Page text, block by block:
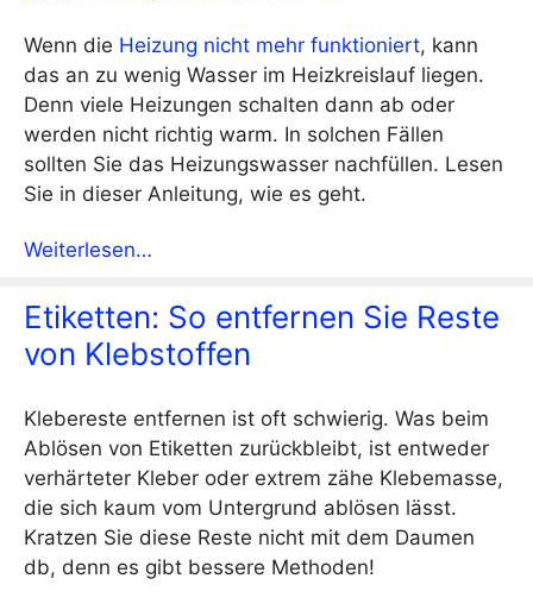
Wenn die Heizung nicht mehr funktioniert, kann
das an zu wenig Wasser im Heizkreislauf liegen.
Denn viele Heizungen schalten dann ab oder
werden nicht richtig warm. In solchen Fällen
sollten Sie das Heizungswasser nachfüllen. Lesen
Sie in dieser Anleitung, wie es geht.
Weiterlesen…
Etiketten: So entfernen Sie Reste
von Klebstoffen
Klebereste entfernen ist oft schwierig. Was beim
Ablösen von Etiketten zurückbleibt, ist entweder
verhärteter Kleber oder extrem zähe Klebemasse,
die sich kaum vom Untergrund ablösen lässt.
Kratzen Sie diese Reste nicht mit dem Daumen
db, denn es gibt bessere Methoden!